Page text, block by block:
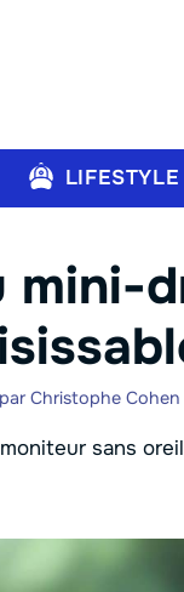
LIFESTYLE
mini-
Christophe Cohen
sans